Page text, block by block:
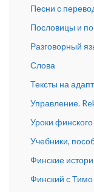
Песни с
Пословицы и
Разговорный
Слова
Тексты на
Управление.
Уроки
Учебники,
Финские
Финский с